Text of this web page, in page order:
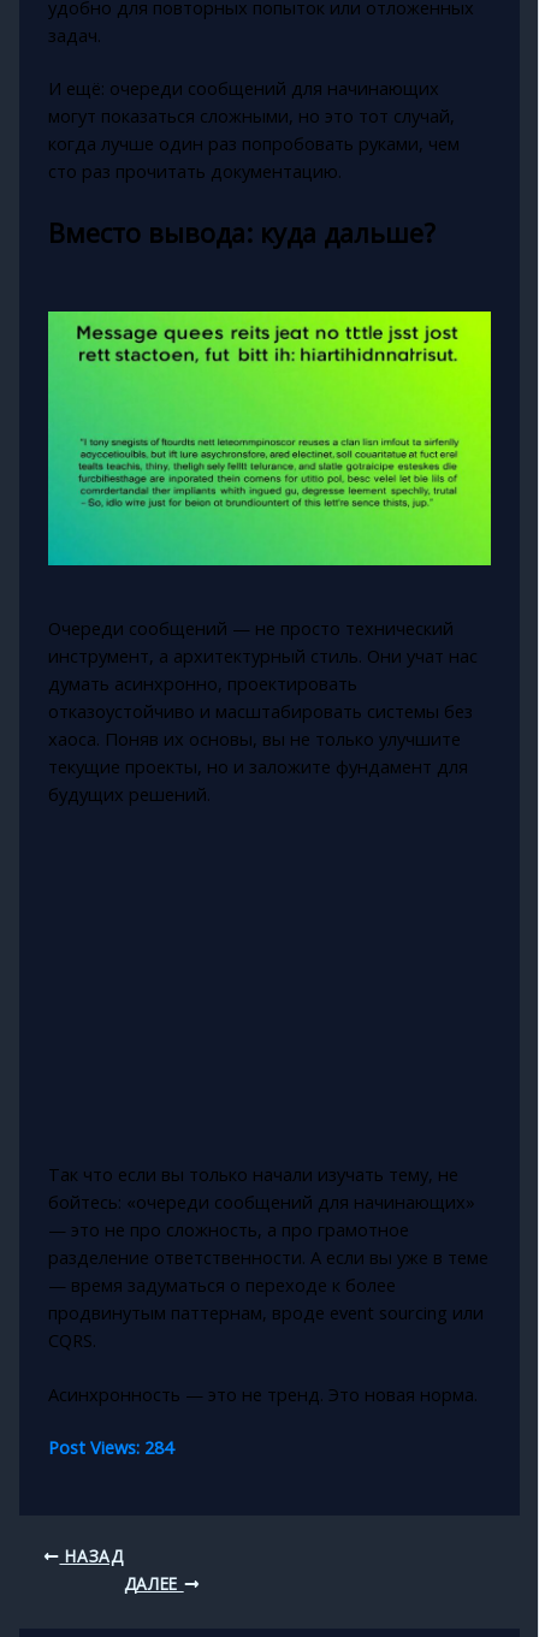
удобно для повторных попыток или отложенных
задач.
И ещё: очереди сообщений для начинающих
могут показаться сложными, но это тот случай,
когда лучше один раз попробовать руками, чем
сто раз прочитать документацию.
Вместо вывода: куда дальше?
Очереди сообщений — не просто технический
инструмент, а архитектурный стиль. Они учат нас
думать асинхронно, проектировать
отказоустойчиво и масштабировать системы без
хаоса. Поняв их основы, вы не только улучшите
текущие проекты, но и заложите фундамент для
будущих решений.
Так что если вы только начали изучать тему, не
бойтесь: «очереди сообщений для начинающих»
— это не про сложность, а про грамотное
разделение ответственности. А если вы уже в теме
— время задуматься о переходе к более
продвинутым паттернам, вроде event sourcing или
CQRS.
Асинхронность — это не тренд. Это новая норма.
Post Views: 284
НАЗАД
ДАЛЕЕ